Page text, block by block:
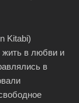
Kitabi)
жить в любви и
в